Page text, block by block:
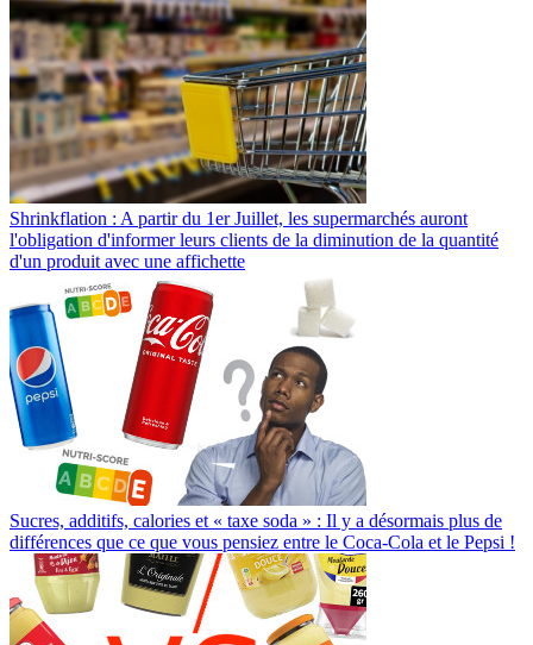
Shrinkflation : A partir du 1er Juillet, les supermarchés auront
l'obligation d'informer leurs clients de la diminution de la quantité
d'un produit avec une affichette
Sucres, additifs, calories et « taxe soda » : Il y a désormais plus de
différences que ce que vous pensiez entre le Coca-Cola et le Pepsi !